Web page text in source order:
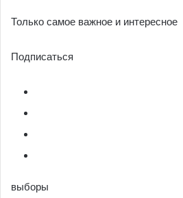
Только самое важное и интересное
Подписаться
выборы